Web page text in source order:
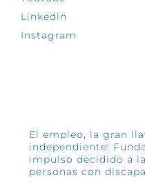
Linkedin
Instagram
El empleo, la gran
independiente:
impulso decidido a
personas con